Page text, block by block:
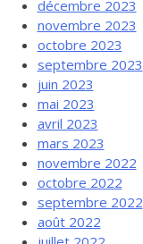
décembre 2023
novembre 2023
octobre 2023
septembre 2023
juin 2023
mai 2023
avril 2023
mars 2023
novembre 2022
octobre 2022
septembre 2022
août 2022